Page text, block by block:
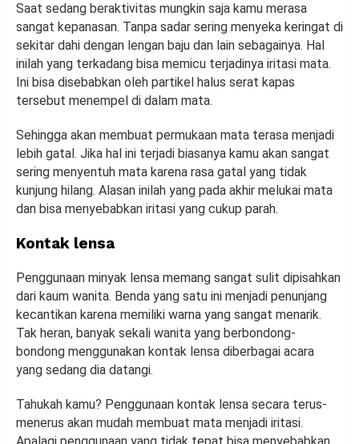
Saat sedang beraktivitas mungkin saja kamu merasa
sangat kepanasan. Tanpa sadar sering menyeka keringat di
sekitar dahi dengan lengan baju dan lain sebagainya. Hal
inilah yang terkadang bisa memicu terjadinya iritasi mata.
Ini bisa disebabkan oleh partikel halus serat kapas
tersebut menempel di dalam mata.
Sehingga akan membuat permukaan mata terasa menjadi
lebih gatal. Jika hal ini terjadi biasanya kamu akan sangat
sering menyentuh mata karena rasa gatal yang tidak
kunjung hilang. Alasan inilah yang pada akhir melukai mata
dan bisa menyebabkan iritasi yang cukup parah.
Kontak lensa
Penggunaan minyak lensa memang sangat sulit dipisahkan
dari kaum wanita. Benda yang satu ini menjadi penunjang
kecantikan karena memiliki warna yang sangat menarik.
Tak heran, banyak sekali wanita yang berbondong-
bondong menggunakan kontak lensa diberbagai acara
yang sedang dia datangi.
Tahukah kamu? Penggunaan kontak lensa secara terus-
menerus akan mudah membuat mata menjadi iritasi.